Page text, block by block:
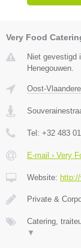
Very Food
Niet gevestigd
Henegouwen.
Oost-
Tel: +32 483
E-mail › Very
Website:
Private &
Catering,
▼